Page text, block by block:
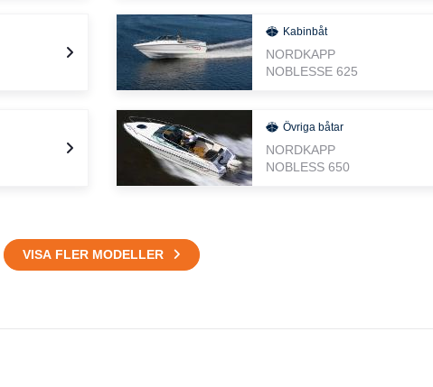
Kabinbåt
NORDKAPP
NOBLESSE 625
Övriga båtar
NORDKAPP
NOBLESS 650
VISA FLER MODELLER